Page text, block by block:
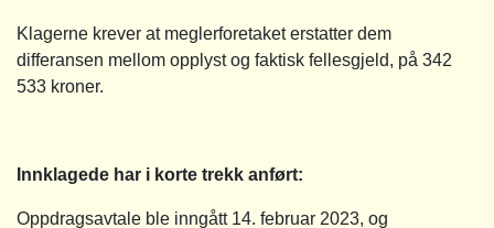
Klagerne krever at meglerforetaket erstatter dem
differansen mellom opplyst og faktisk fellesgjeld, på 342
533 kroner.
Innklagede har i korte trekk anført:
Oppdragsavtale ble inngått 14. februar 2023, og